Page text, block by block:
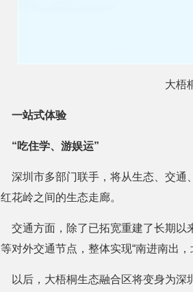
大梧
一站式体验
“吃住学、游娱运”
深圳市多部门联手，将从生态、交通
花岭之间的生态走廊。
交通方面，除了已拓宽重建了长期以
对外交通节点，整体实现“南进南出
以后，大梧桐生态融合区将变身为